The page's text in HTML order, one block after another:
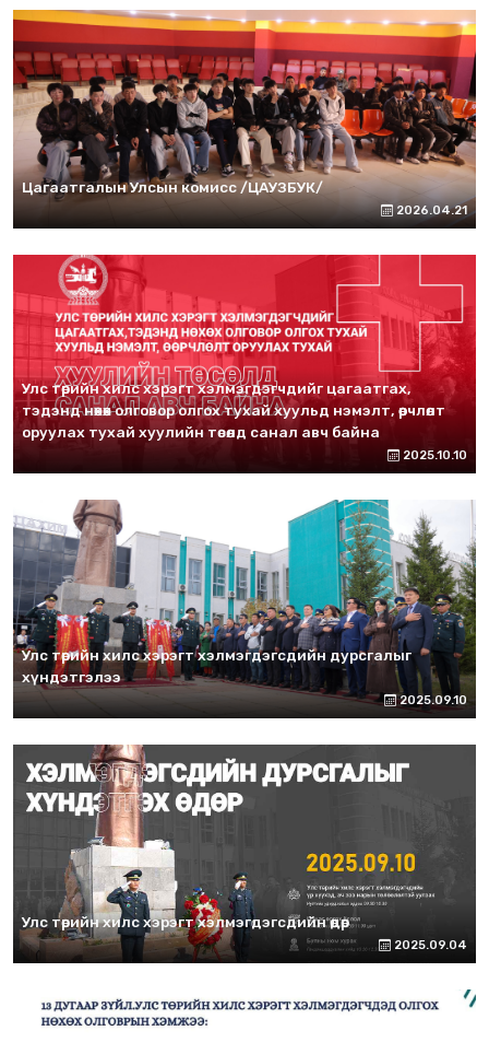
Цагаатгалын Улсын комисс /ЦАУЗБУК/
2026.04.21
Улс төрийн хилс хэрэгт хэлмэгдэгчдийг цагаатгах,
тэдэнд нөхөх олговор олгох тухай хуульд нэмэлт, өөрчлөлт
оруулах тухай хуулийн төсөлд санал авч байна
2025.10.10
Улс төрийн хилс хэрэгт хэлмэгдэгсдийн дурсгалыг
хүндэтгэлээ
2025.09.10
Улс төрийн хилс хэрэгт хэлмэгдэгсдийн өдөр
2025.09.04